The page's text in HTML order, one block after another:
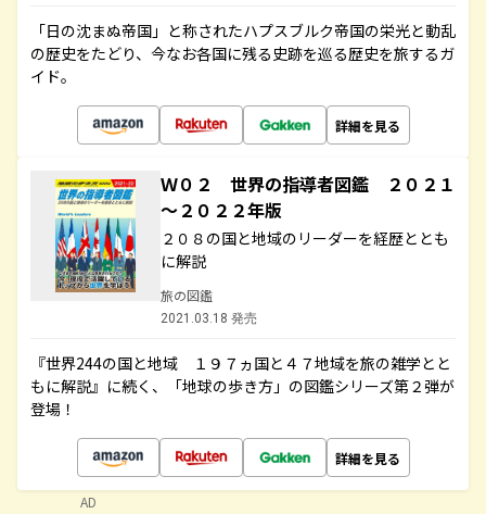
「日の沈まぬ帝国」と称されたハプスブルク帝国の栄光と動乱
の歴史をたどり、今なお各国に残る史跡を巡る歴史を旅するガ
イド。
詳細を見る
Ｗ０２ 世界の指導者図鑑 ２０２１
～２０２２年版
２０８の国と地域のリーダーを経歴ととも
に解説
旅の図鑑
2021.03.18 発売
『世界244の国と地域 １９７ヵ国と４７地域を旅の雑学とと
もに解説』に続く、「地球の歩き方」の図鑑シリーズ第２弾が
登場！
詳細を見る
AD